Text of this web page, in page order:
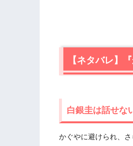
【ネタバレ】
白銀圭は話せな
かぐやに避けられ、